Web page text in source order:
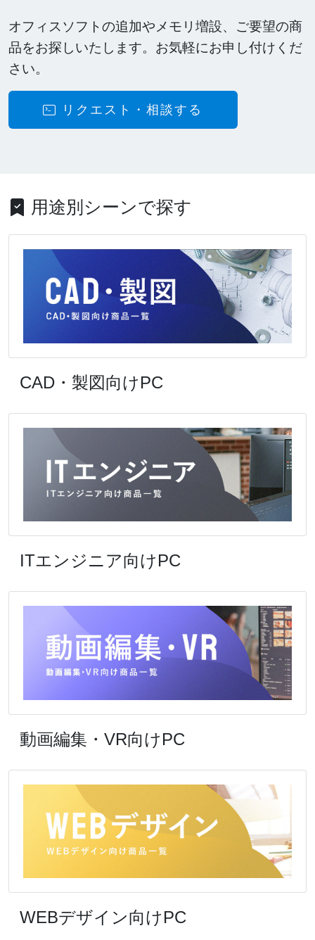
オフィスソフトの追加やメモリ増設、ご要望の商
品をお探しいたします。お気軽にお申し付けくだ
さい。
リクエスト・相談する
用途別シーンで探す
CAD・製図向けPC
ITエンジニア向けPC
動画編集・VR向けPC
WEBデザイン向けPC